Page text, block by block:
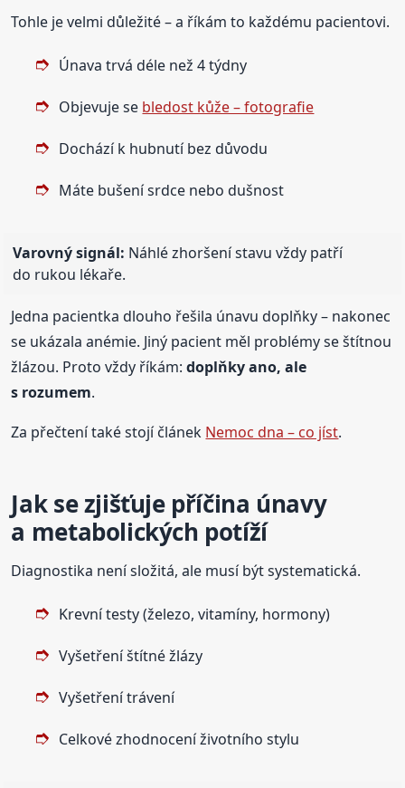
Tohle je velmi důležité – a říkám to každému pacientovi.
Únava trvá déle než 4 týdny
Objevuje se bledost kůže – fotografie
Dochází k hubnutí bez důvodu
Máte bušení srdce nebo dušnost
Varovný signál: Náhlé zhoršení stavu vždy patří
do rukou lékaře.
Jedna pacientka dlouho řešila únavu doplňky – nakonec
se ukázala anémie. Jiný pacient měl problémy se štítnou
žlázou. Proto vždy říkám:doplňky ano, ale
s rozumem.
Za přečtení také stojí článek Nemoc dna – co jíst.
Jak se zjišťuje příčina únavy
a metabolických potíží
Diagnostika není složitá, ale musí být systematická.
Krevní testy (železo, vitamíny, hormony)
Vyšetření štítné žlázy
Vyšetření trávení
Celkové zhodnocení životního stylu